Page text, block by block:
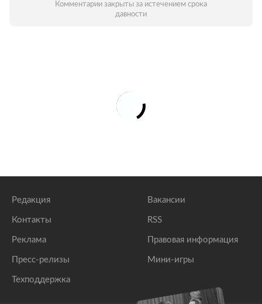
Комментарии закрыты за истечением срока
давности
Редакция
Контакты
Реклама
Пресс-релизы
Техподдержка
Вакансии
RSS
Правовая информация
Мини-игры